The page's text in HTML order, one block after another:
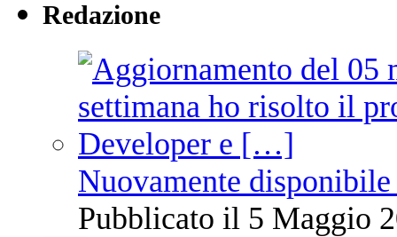
Redazione
Nuovamente
Pubblicato il 5 Maggio